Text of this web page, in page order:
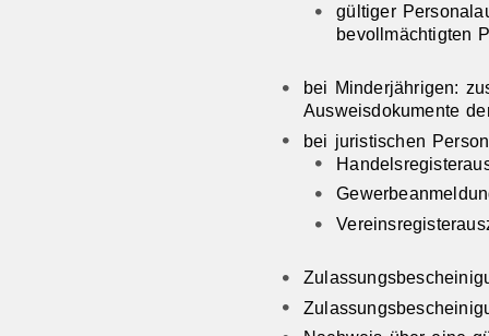
gültiger
bevollmächtigten
bei Minderjährigen:
Ausweisdokumente
bei juristischen